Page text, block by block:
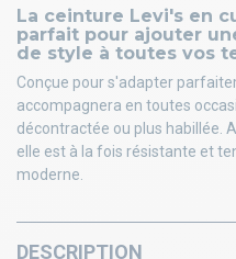
La ceinture Levi's en
parfait pour ajouter
de style à toutes vos
Conçue pour s'adapter
accompagnera en toutes
décontractée ou plus habillée.
elle est à la fois résistante et
moderne.
DESCRIPTION